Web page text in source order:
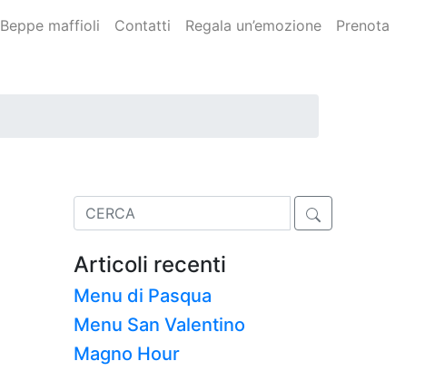
Beppe maffioli Contatti Regala un’emozione Prenota
Articoli recenti
Menu di Pasqua
Menu San Valentino
Magno Hour